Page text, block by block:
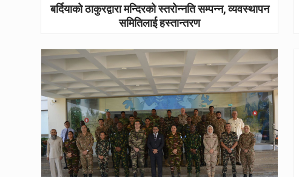
बर्दियाको ठाकुरद्वारा मन्दिरको स्तरोन्नति सम्पन्न, व्यवस्थापन
समितिलाई हस्तान्तरण